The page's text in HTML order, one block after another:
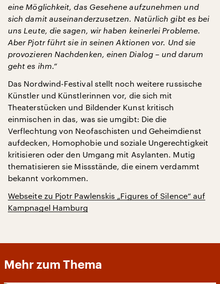
eine Möglichkeit, das Gesehene aufzunehmen und
sich damit auseinanderzusetzen. Natürlich gibt es bei
uns Leute, die sagen, wir haben keinerlei Probleme.
Aber Pjotr führt sie in seinen Aktionen vor. Und sie
provozieren Nachdenken, einen Dialog – und darum
geht es ihm.“
Das Nordwind-Festival stellt noch weitere russische
Künstler und Künstlerinnen vor, die sich mit
Theaterstücken und Bildender Kunst kritisch
einmischen in das, was sie umgibt: Die die
Verflechtung von Neofaschisten und Geheimdienst
aufdecken, Homophobie und soziale Ungerechtigkeit
kritisieren oder den Umgang mit Asylanten. Mutig
thematisieren sie Missstände, die einem verdammt
bekannt vorkommen.
Webseite zu Pjotr Pawlenskis „Figures of Silence“ auf
Kampnagel Hamburg
Mehr zum Thema